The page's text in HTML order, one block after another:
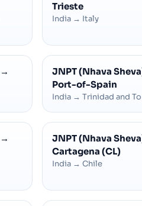
Trieste
India → Italy
→
JNPT (Nhava
Port-of-Spain
India → Trinidad and
→
JNPT (Nhava
Cartagena (CL)
India → Chile